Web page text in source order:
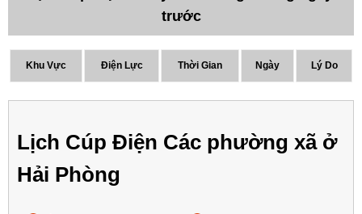
trước
Khu Vực Điện Lực Thời Gian Ngày Lý Do
Lịch Cúp Điện Các phường xã ở
Hải Phòng